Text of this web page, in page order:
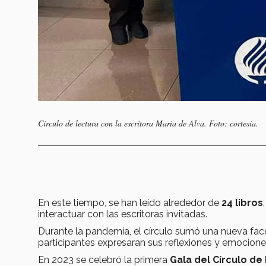
Círculo de lectura con la escritora Maria de Alva. Foto: cortesía.
En este tiempo, se han leído alrededor de 24 libros
interactuar con las escritoras invitadas.
Durante la pandemia, el círculo sumó una nueva
participantes expresaran sus reflexiones y
En 2023 se celebró la primera Gala del Círculo